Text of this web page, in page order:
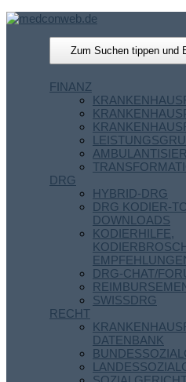
FINANZ
DRG
HYBRID-DRG
DRG KODIER-
DOWNLOADS
KODIERHILFE,
DRG-CHAT/
SWISSDRG
RECHT
DATENBANK